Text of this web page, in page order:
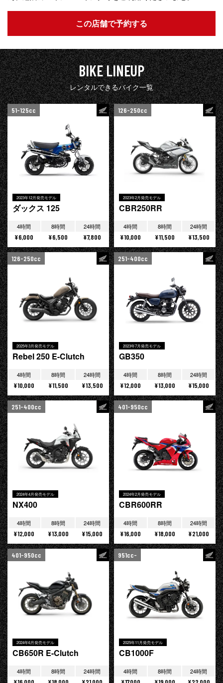
この店舗で予約する
BIKE LINEUP
レンタルできるバイク一覧
51-125cc
2023年12月発売モデル
ダックス 125
4時間
¥6,000
8時間
¥6,500
24時間
¥7,800
126-250cc
2023年2月発売モデル
CBR250RR
4時間
¥10,000
8時間
¥11,500
24時間
¥13,500
126-250cc
2025年3月発売モデル
Rebel 250 E-Clutch
4時間
¥10,000
8時間
¥11,500
24時間
¥13,500
251-400cc
2023年7月発売モデル
GB350
4時間
¥12,000
8時間
¥13,000
24時間
¥15,000
251-400cc
2024年4月発売モデル
NX400
4時間
¥12,000
8時間
¥13,000
24時間
¥15,000
401-950cc
2024年2月発売モデル
CBR600RR
4時間
¥16,000
8時間
¥18,000
24時間
¥21,000
401-950cc
2024年6月発売モデル
CB650R E-Clutch
4時間 8時間 24時間
951cc-
2025年11月発売モデル
CB1000F
4時間 8時間 24時間